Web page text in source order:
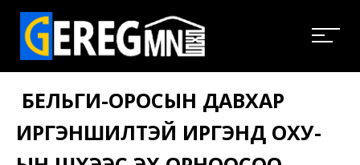
БЕЛЬГИ-ОРОСЫН ДАВХАР
ИРГЭНШИЛТЭЙ ИРГЭНД ОХУ-